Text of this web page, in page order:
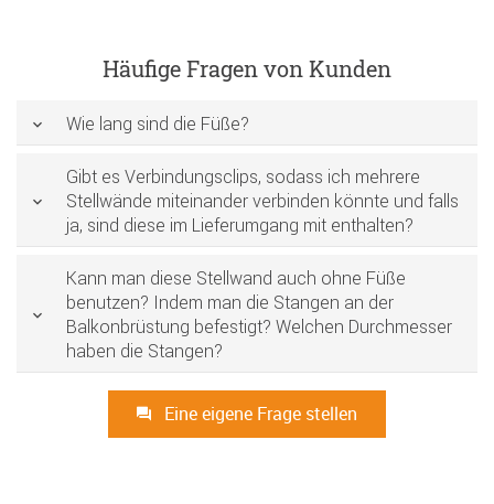
Häufige Fragen von Kunden
Wie lang sind die Füße?
Gibt es Verbindungsclips, sodass ich mehrere
Stellwände miteinander verbinden könnte und falls
ja, sind diese im Lieferumgang mit enthalten?
Kann man diese Stellwand auch ohne Füße
benutzen? Indem man die Stangen an der
Balkonbrüstung befestigt? Welchen Durchmesser
haben die Stangen?
Eine eigene Frage stellen